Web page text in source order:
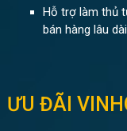
Hỗ trợ làm thủ
bán hàng lâu
ƯU ĐÃI